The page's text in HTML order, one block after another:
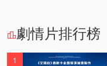
劇情片排行榜
1